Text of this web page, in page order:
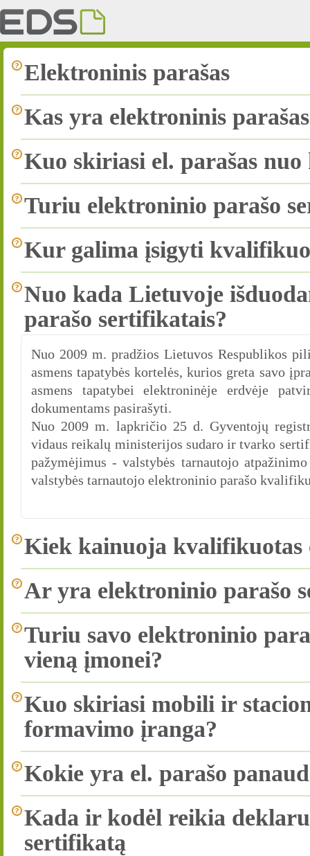
Elektroninis parašas
Kas yra elektroninis
Kuo skiriasi el. parašas
Turiu elektroninio parašo
Kur galima įsigyti
Nuo kada Lietuvoje
parašo sertifikatais?
Nuo 2009 m. pradžios Lietuvos Respublikos
asmens tapatybės kortelės, kurios greta savo
asmens tapatybei elektroninėje erdvėje
dokumentams pasirašyti.
Nuo 2009 m. lapkričio 25 d. Gyventojų
vidaus reikalų ministerijos sudaro ir tvarko
pažymėjimus - valstybės tarnautojo
valstybės tarnautojo elektroninio parašo
Kiek kainuoja kvalifikuotas
Ar yra elektroninio parašo
Turiu savo elektroninio
vieną įmonei?
Kuo skiriasi mobili ir
formavimo įranga?
Kokie yra el. parašo
Kada ir kodėl reikia
sertifikatą